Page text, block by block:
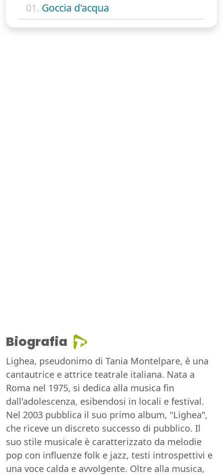
01. Goccia d'acqua
Biografia
Lighea, pseudonimo di Tania Montelpare, è una
cantautrice e attrice teatrale italiana. Nata a
Roma nel 1975, si dedica alla musica fin
dall'adolescenza, esibendosi in locali e festival.
Nel 2003 pubblica il suo primo album, "Lighea",
che riceve un discreto successo di pubblico. Il
suo stile musicale è caratterizzato da melodie
pop con influenze folk e jazz, testi introspettivi e
una voce calda e avvolgente. Oltre alla musica,